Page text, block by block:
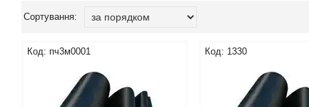
пч3м0001 1330